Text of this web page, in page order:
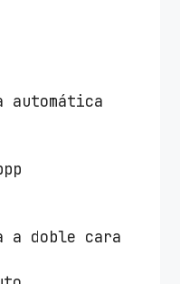
automática
a doble cara